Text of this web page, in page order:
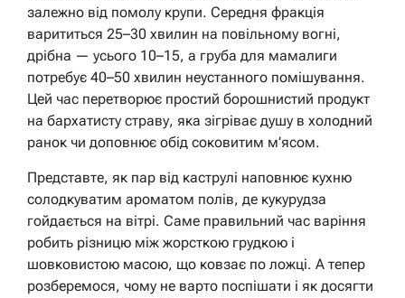
залежно від помолу крупи. Середня фракція
варититься 25–30 хвилин на повільному вогні,
дрібна — усього 10–15, а груба для мамалиги
потребує 40–50 хвилин неустанного помішування.
Цей час перетворює простий борошнистий продукт
на бархатисту страву, яка зігріває душу в холодний
ранок чи доповнює обід соковитим м’ясом.
Представте, як пар від каструлі наповнює кухню
солодкуватим ароматом полів, де кукурудза
гойдається на вітрі. Саме правильний час варіння
робить різницю між жорсткою грудкою і
шовковистою масою, що ковзає по ложці. А тепер
розберемося, чому не варто поспішати і як досягти